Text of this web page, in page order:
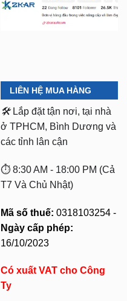
LIÊN HỆ MUA HÀNG
🛠️ Lắp đặt tận nơi, tại nhà
ở TPHCM, Bình Dương và
các tỉnh lân cận
⏱️ 8:30 AM - 18:00 PM (Cả
T7 Và Chủ Nhật)
Mã số thuế: 0318103254 -
Ngày cấp phép:
16/10/2023
Có xuất VAT cho Công
Ty